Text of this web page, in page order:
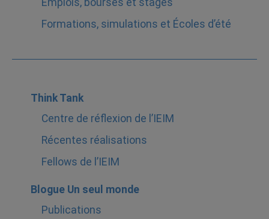
Emplois, bourses et stages
Formations, simulations et Écoles d’été
Think Tank
Centre de réflexion de l’IEIM
Récentes réalisations
Fellows de l’IEIM
Blogue Un seul monde
Publications